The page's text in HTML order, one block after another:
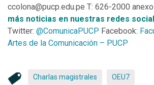
ccolona@pucp.edu.pe T: 626-2000
más noticias en nuestras redes
Twitter: @ComunicaPUCP Facebook:
Artes de la Comunicación – PUCP
Charlas magistrales OEU7